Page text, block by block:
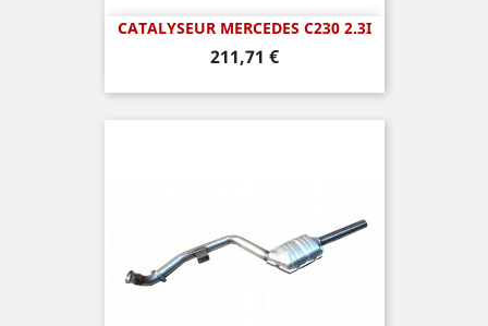
CATALYSEUR MERCEDES C230 2.3I
Prix
211,71 €